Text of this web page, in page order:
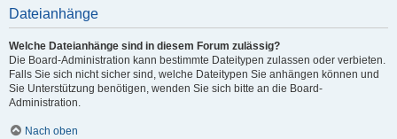
Dateianhänge
Welche Dateianhänge sind in diesem Forum zulässig?
Die Board-Administration kann bestimmte Dateitypen zulassen oder verbieten.
Falls Sie sich nicht sicher sind, welche Dateitypen Sie anhängen können und
Sie Unterstützung benötigen, wenden Sie sich bitte an die Board-
Administration.
Nach oben